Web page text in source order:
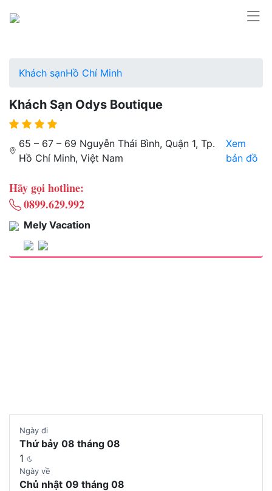
Khách sạnHồ Chí Minh
Khách Sạn Odys Boutique
65 – 67 – 69 Nguyễn Thái Bình, Quận 1, Tp.
Hồ Chí Minh, Việt Nam
Xem
bản đồ
Hãy gọi hotline:
0899.629.992
Mely Vacation
Ngày đi
Thứ bảy 08 tháng 08
1
Ngày về
Chủ nhật 09 tháng 08